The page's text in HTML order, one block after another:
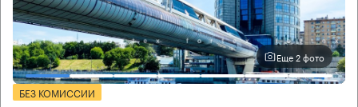
Еще 2 фото
БЕЗ КОМИССИИ